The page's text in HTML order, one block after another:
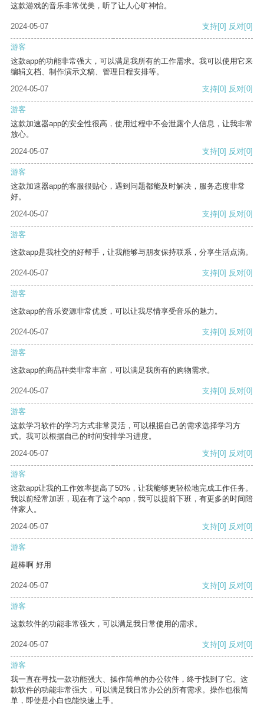
这款游戏的音乐非常优美，听了让人心旷神怡。
2024-05-07 支持[0] 反对[0]
游客
这款app的功能非常强大，可以满足我所有的工作需求。我可以使用它来
编辑文档、制作演示文稿、管理日程安排等。
2024-05-07
支持[0] 反对[0]
游客
这款加速器app的安全性很高，使用过程中不会泄露个人信息，让我非常
放心。
2024-05-07
支持[0] 反对[0]
游客
这款加速器app的客服很贴心，遇到问题都能及时解决，服务态度非常
好。
2024-05-07
支持[0] 反对[0]
游客
这款app是我社交的好帮手，让我能够与朋友保持联系，分享生活点滴。
2024-05-07 支持[0] 反对[0]
游客
这款app的音乐资源非常优质，可以让我尽情享受音乐的魅力。
2024-05-07 支持[0] 反对[0]
游客
这款app的商品种类非常丰富，可以满足我所有的购物需求。
2024-05-07 支持[0] 反对[0]
游客
这款学习软件的学习方式非常灵活，可以根据自己的需求选择学习方
式。我可以根据自己的时间安排学习进度。
2024-05-07
支持[0] 反对[0]
游客
这款app让我的工作效率提高了50%，让我能够更轻松地完成工作任务。
我以前经常加班，现在有了这个app，我可以提前下班，有更多的时间陪
伴家人。
2024-05-07
支持[0] 反对[0]
游客
超棒啊 好用
2024-05-07 支持[0] 反对[0]
游客
这款软件的功能非常强大，可以满足我日常使用的需求。
2024-05-07 支持[0] 反对[0]
游客
我一直在寻找一款功能强大、操作简单的办公软件，终于找到了它。这
款软件的功能非常强大，可以满足我日常办公的所有需求。操作也很简
单，即使是小白也能快速上手。